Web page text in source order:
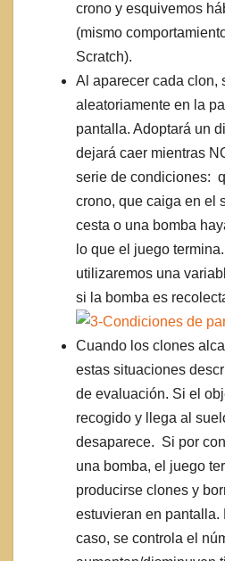
crono y esquivemos
(mismo
Scratch).
Al aparecer cada clon,
aleatoriamente en la
pantalla. Adoptará un
dejará caer mientras
serie de condiciones:
crono, que caiga en el
cesta o una bomba
lo que el juego
utilizaremos una
si la bomba es
Cuando los clones
estas situaciones
de evaluación. Si el
recogido y llega al
desaparece. Si por
una bomba, el juego
producirse clones y
estuvieran en pantalla.
caso, se controla el